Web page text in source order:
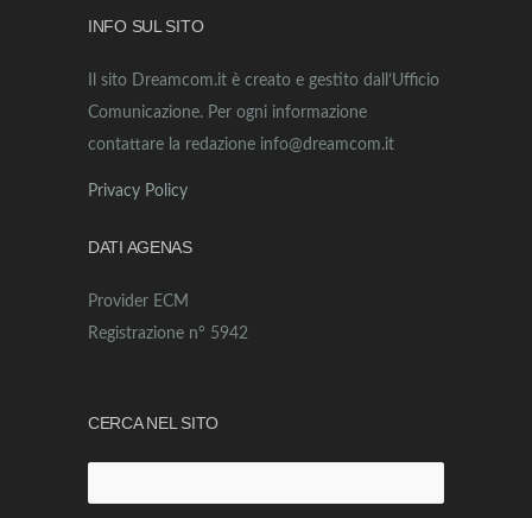
INFO SUL SITO
Il sito Dreamcom.it è creato e gestito dall’Ufficio
Comunicazione. Per ogni informazione
contattare la redazione info@dreamcom.it
Privacy Policy
DATI AGENAS
Provider ECM
Registrazione n° 5942
CERCA NEL SITO
per: